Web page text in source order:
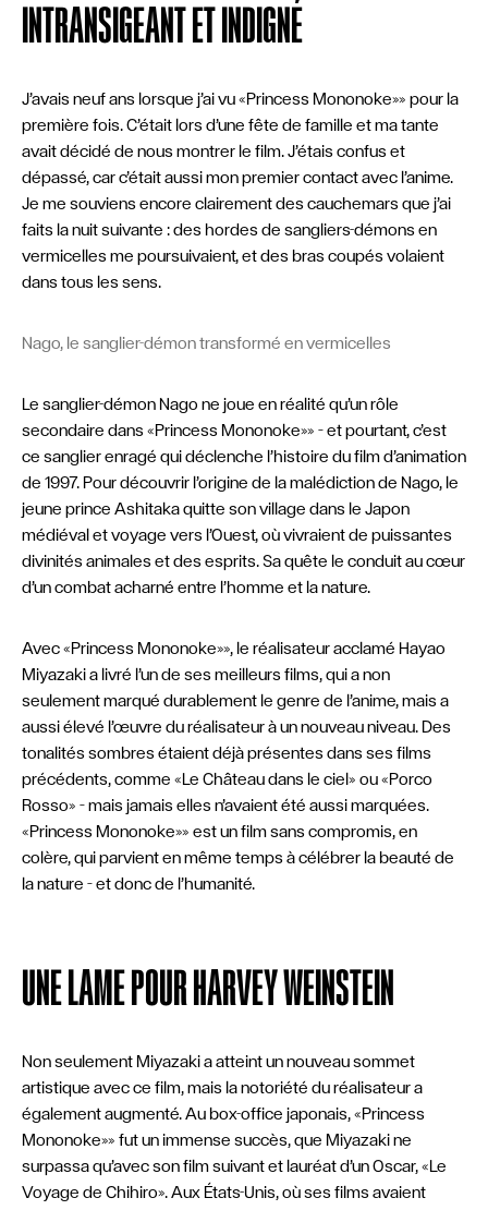
INTRANSIGEANT ET INDIGNÉ
J’avais neuf ans lorsque j’ai vu «Princess Mononoke»» pour la
première fois. C’était lors d’une fête de famille et ma tante
avait décidé de nous montrer le film. J’étais confus et
dépassé, car c’était aussi mon premier contact avec l’anime.
Je me souviens encore clairement des cauchemars que j’ai
faits la nuit suivante : des hordes de sangliers-démons en
vermicelles me poursuivaient, et des bras coupés volaient
dans tous les sens.
Nago, le sanglier-démon transformé en vermicelles
Le sanglier-démon Nago ne joue en réalité qu’un rôle
secondaire dans «Princess Mononoke»» – et pourtant, c’est
ce sanglier enragé qui déclenche l’histoire du film d’animation
de 1997. Pour découvrir l’origine de la malédiction de Nago, le
jeune prince Ashitaka quitte son village dans le Japon
médiéval et voyage vers l’Ouest, où vivraient de puissantes
divinités animales et des esprits. Sa quête le conduit au cœur
d’un combat acharné entre l’homme et la nature.
Avec «Princess Mononoke»», le réalisateur acclamé Hayao
Miyazaki a livré l’un de ses meilleurs films, qui a non
seulement marqué durablement le genre de l’anime, mais a
aussi élevé l’œuvre du réalisateur à un nouveau niveau. Des
tonalités sombres étaient déjà présentes dans ses films
précédents, comme «Le Château dans le ciel» ou «Porco
Rosso» – mais jamais elles n’avaient été aussi marquées.
«Princess Mononoke»» est un film sans compromis, en
colère, qui parvient en même temps à célébrer la beauté de
la nature – et donc de l’humanité.
UNE LAME POUR HARVEY WEINSTEIN
Non seulement Miyazaki a atteint un nouveau sommet
artistique avec ce film, mais la notoriété du réalisateur a
également augmenté. Au box-office japonais, «Princess
Mononoke»» fut un immense succès, que Miyazaki ne
surpassa qu’avec son film suivant et lauréat d’un Oscar, «Le
Voyage de Chihiro». Aux États-Unis, où ses films avaient